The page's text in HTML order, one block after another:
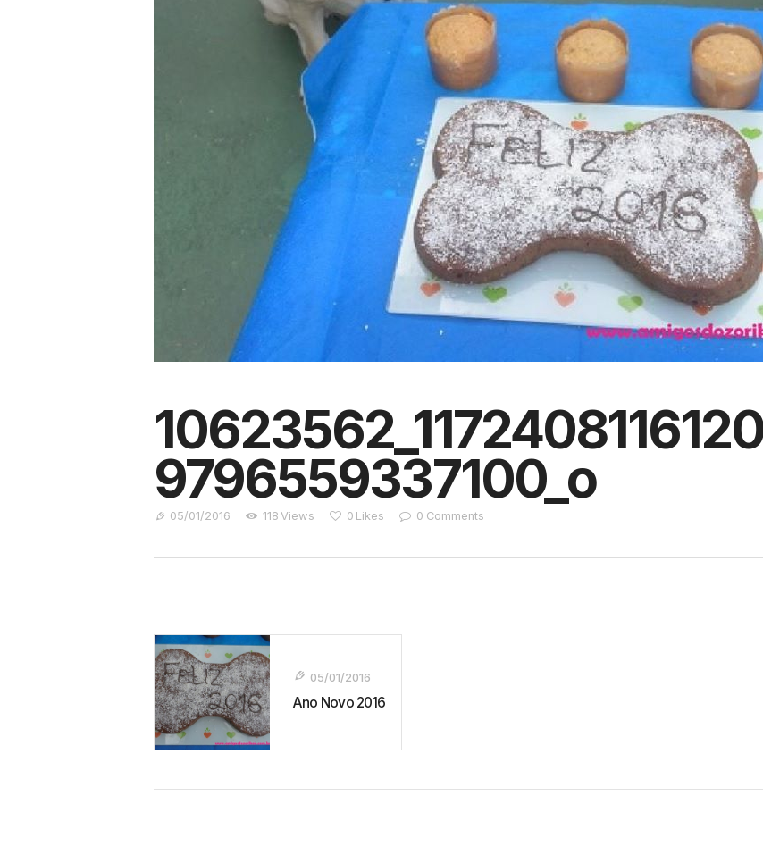
9796559337100_o
05/01/2016 118 Views 0 Likes 0 Comments
Navegação
De
Post
05/01/2016
Ano Novo 2016